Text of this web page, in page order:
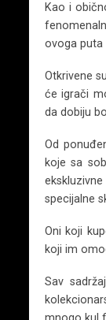
Kao i
ovoga puta
Otkrivene
će igrači
da dobiju
Od
koje sa
specijalne
Oni koji
koji im
Sav
mnogo kul